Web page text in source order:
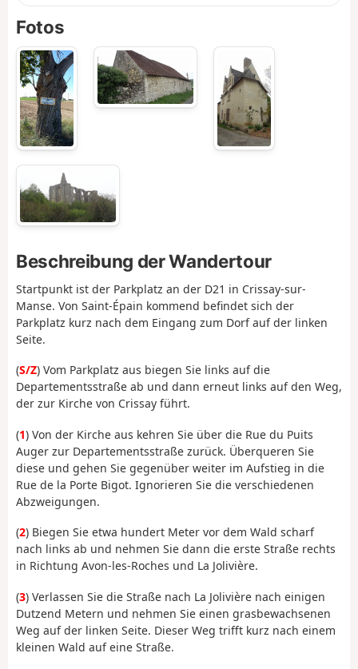
Fotos
Beschreibung der Wandertour
Startpunkt ist der Parkplatz an der D21 in Crissay-sur-
Manse. Von Saint-Épain kommend befindet sich der
Parkplatz kurz nach dem Eingang zum Dorf auf der linken
Seite.
(S/Z) Vom Parkplatz aus biegen Sie links auf die
Departementsstraße ab und dann erneut links auf den Weg,
der zur Kirche von Crissay führt.
(1) Von der Kirche aus kehren Sie über die Rue du Puits
Auger zur Departementsstraße zurück. Überqueren Sie
diese und gehen Sie gegenüber weiter im Aufstieg in die
Rue de la Porte Bigot. Ignorieren Sie die verschiedenen
Abzweigungen.
(2) Biegen Sie etwa hundert Meter vor dem Wald scharf
nach links ab und nehmen Sie dann die erste Straße rechts
in Richtung Avon-les-Roches und La Jolivière.
(3) Verlassen Sie die Straße nach La Jolivière nach einigen
Dutzend Metern und nehmen Sie einen grasbewachsenen
Weg auf der linken Seite. Dieser Weg trifft kurz nach einem
kleinen Wald auf eine Straße.